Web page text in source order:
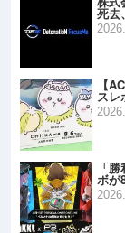
死去
【
ス
「
ボが